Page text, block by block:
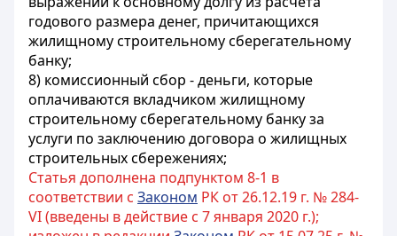
годового размера денег, причитающихся
жилищному строительному сберегательному
банку;
8) комиссионный сбор - деньги, которые
оплачиваются вкладчиком жилищному
строительному сберегательному банку за
услуги по заключению договора о жилищных
строительных сбережениях;
Статья дополнена подпунктом 8-1 в
соответствии с Законом РК от 26.12.19 г. № 284-
VI (введены в действие с 7 января 2020 г.);